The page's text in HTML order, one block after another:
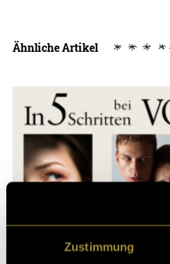
Zustimmung
Ähnliche Artikel